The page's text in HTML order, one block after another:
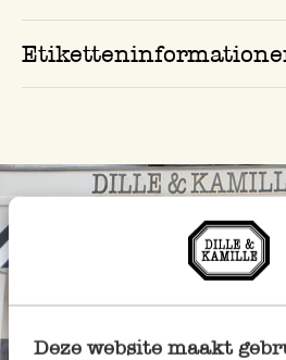
Deze website maakt